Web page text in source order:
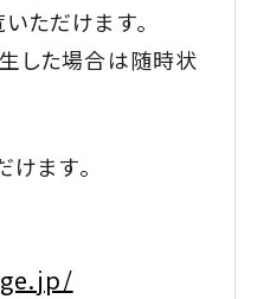
ただけます。
した場合は随時状
けます。